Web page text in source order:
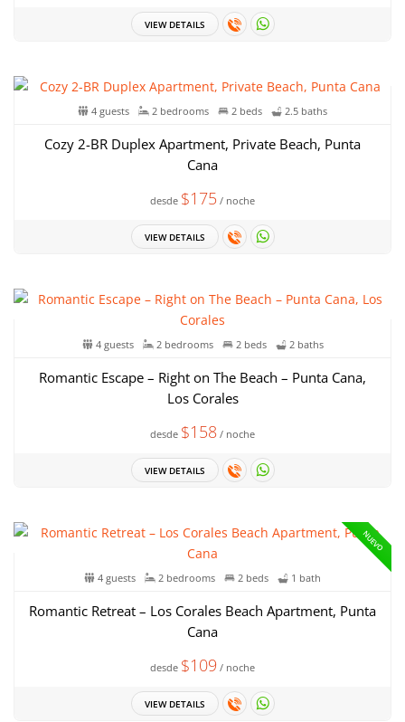
VIEW DETAILS
4 guests 2 bedrooms 2 beds 2.5 baths
Cozy 2-BR Duplex Apartment, Private Beach, Punta
Cana
desde $175 / noche
VIEW DETAILS
4 guests 2 bedrooms 2 beds 2 baths
Romantic Escape – Right on The Beach – Punta Cana,
Los Corales
desde $158 / noche
VIEW DETAILS
NUEVO
4 guests 2 bedrooms 2 beds 1 bath
Romantic Retreat – Los Corales Beach Apartment, Punta
Cana
desde $109 / noche
VIEW DETAILS